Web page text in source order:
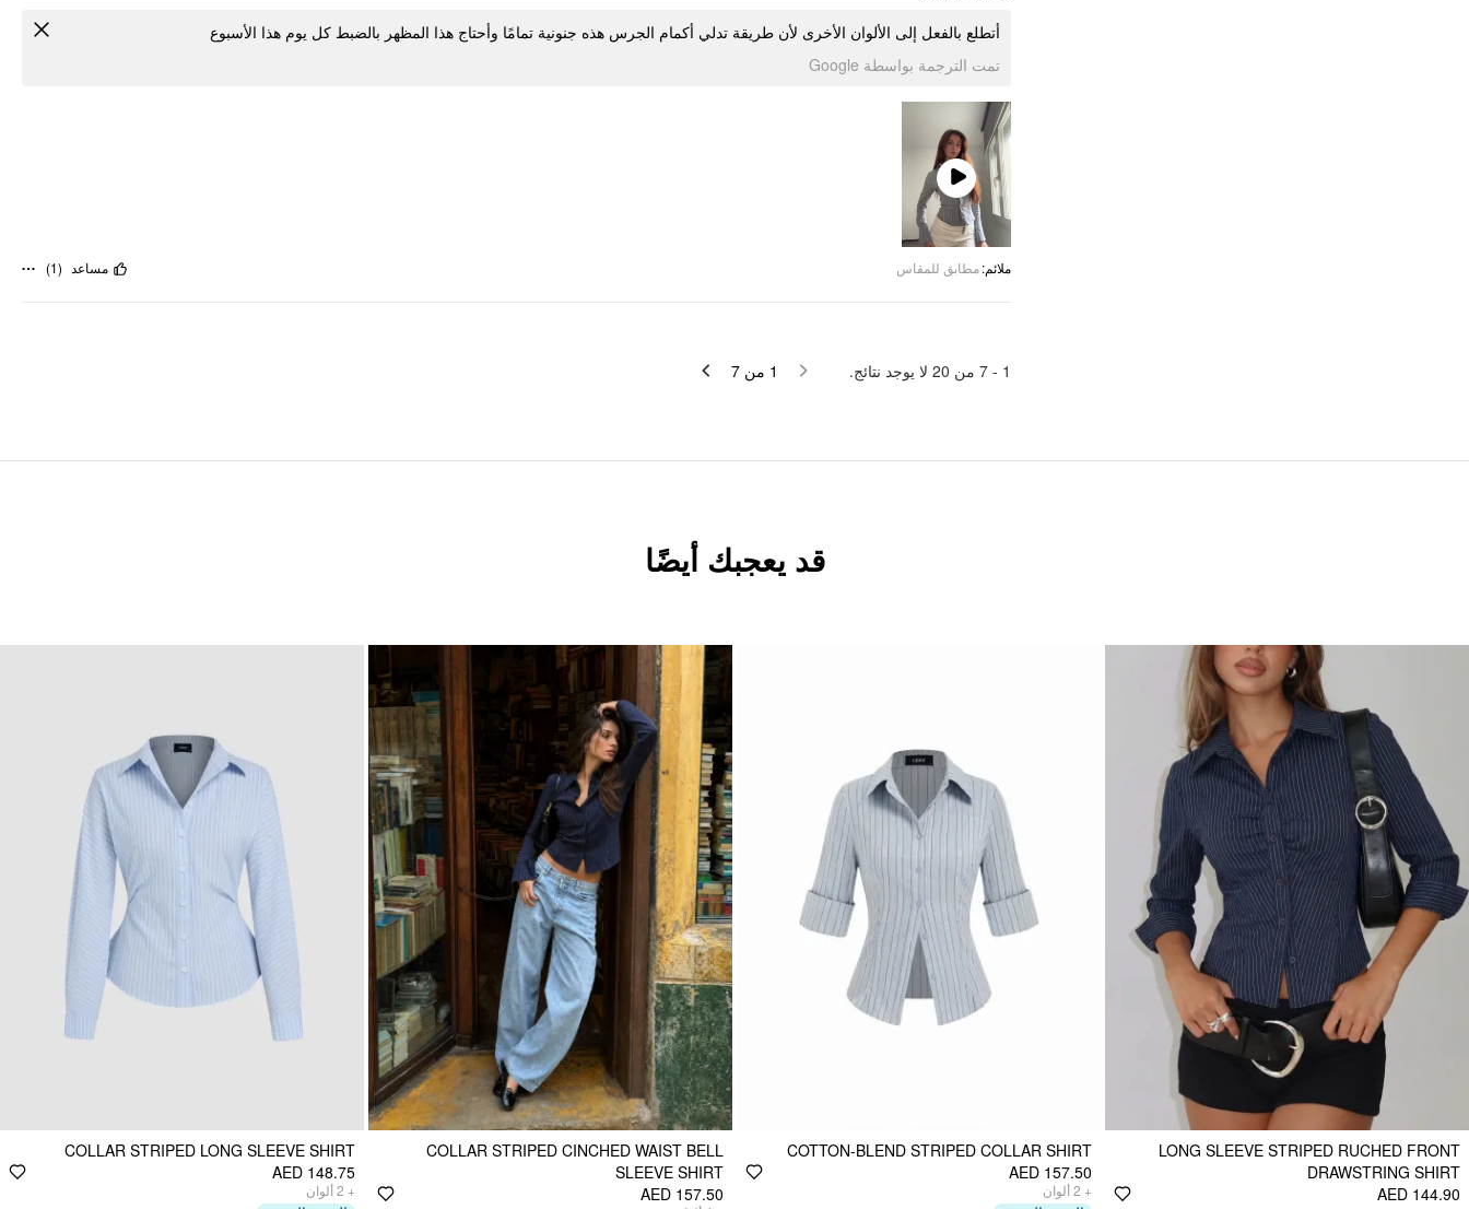
أتطلع بالفعل إلى الألوان الأخرى لأن طريقة تدلي أكمام الجرس هذه جنونية تمامًا وأحتاج هذا المظهر بالضبط كل يوم هذا الأسبوع
تمت الترجمة بواسطة Google
Play
Video
ملائم:مطابق للمقاس مساعد (
1
)
1 -
7 من 20 لا يوجد نتائج. 1 من 7
قد يعجبك أيضًا
LONG SLEEVE STRIPED RUCHED FRONT
DRAWSTRING SHIRT
AED 144.90
COTTON-BLEND STRIPED COLLAR SHIRT
AED 157.50
+
2ألوان
COLLAR STRIPED CINCHED WAIST BELL
SLEEVE SHIRT
AED 157.50
COLLAR STRIPED LONG SLEEVE SHIRT
AED 148.75
+
2ألوان